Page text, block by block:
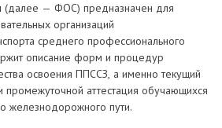
(далее — ФОС) предназначен для
организаций
среднего профессионального
описание форм и процедур
освоения ППССЗ, а именно текущий
промежуточной аттестация обучающихся
железнодорожного пути.